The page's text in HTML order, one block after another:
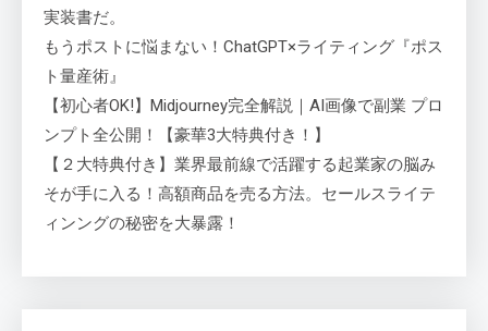
実装書だ。
もうポストに悩まない！ChatGPT×ライティング『ポス
ト量産術』
【初心者OK!】Midjourney完全解説｜AI画像で副業 プロ
ンプト全公開！【豪華3大特典付き！】
【２大特典付き】業界最前線で活躍する起業家の脳み
そが手に入る！高額商品を売る方法。セールスライテ
ィンングの秘密を大暴露！